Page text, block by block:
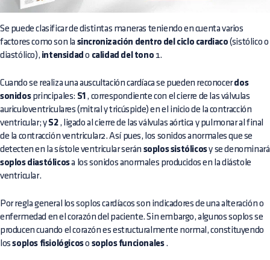
Se puede clasificar de distintas maneras teniendo en cuenta varios
factores como son la sincronización dentro del ciclo cardiaco (sistólico o
diastólico), intensidad o calidad del tono 1.
Cuando se realiza una auscultación cardíaca se pueden reconocerdos
sonidosprincipales: S1 , correspondiente con el cierre de las válvulas
auriculoventriculares (mitral y tricúspide) en el inicio de la contracción
ventricular; y S2, ligado al cierre de las válvulas aórtica y pulmonar al final
de la contracción ventricular2. Así pues, los sonidos anormales que se
detecten en la sístole ventricular serán soplos sistólicosy se denominará
soplos diastólicosa los sonidos anormales producidos en la diástole
ventricular.
Por regla general los soplos cardíacos son indicadores de una alteración o
enfermedad en el corazón del paciente. Sin embargo, algunos soplos se
producen cuando el corazón es estructuralmente normal, constituyendo
lossoplos fisiológicoso soplos funcionales.